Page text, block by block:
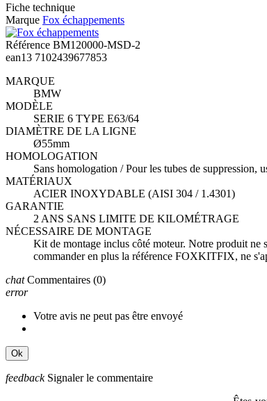
Fiche technique
Marque Fox échappements
Référence BM120000-MSD-2
ean13 7102439677853
MARQUE
BMW
MODÈLE
SERIE 6 TYPE E63/64
DIAMÈTRE DE LA LIGNE
Ø55mm
HOMOLOGATION
Sans homologation / Pour les tubes de suppression,
MATÉRIAUX
ACIER INOXYDABLE (AISI 304 / 1.4301)
GARANTIE
2 ANS SANS LIMITE DE KILOMÉTRAGE
NÉCESSAIRE DE MONTAGE
Kit de montage inclus côté moteur. Notre produit ne
commander en plus la référence FOXKITFIX, ne
chat Commentaires (0)
error
Votre avis ne peut pas être envoyé
Ok
feedback Signaler le commentaire